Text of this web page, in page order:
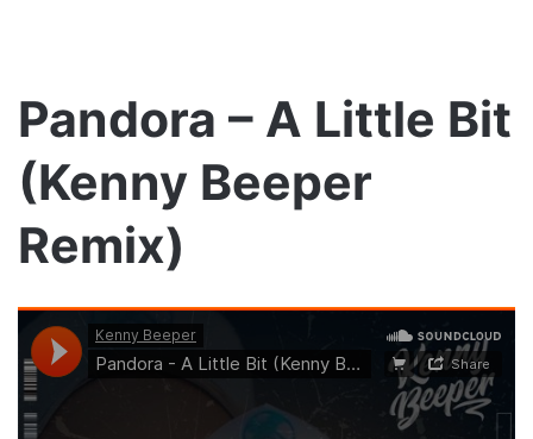
Pandora – A Little Bit
(Kenny Beeper
Remix)